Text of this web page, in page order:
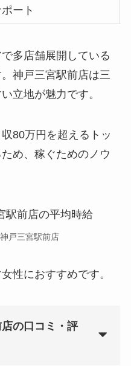
ート
多店舗展開している
神戸三宮駅前店は三
立地が魅力です。
80万円を超えるトッ
め、稼ぐためのノウ
戸三宮駅前店
性におすすめです。
の口コミ・評